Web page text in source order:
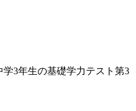
3年生の基礎学力テスト第3